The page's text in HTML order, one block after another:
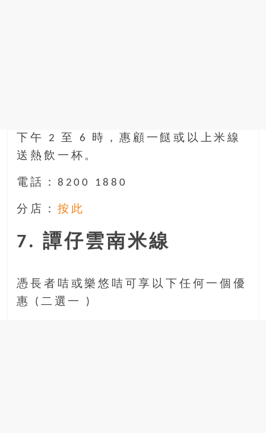
下午 2 至 6 時，惠顧一餸或以上米線
送熱飲一杯。
電話：8200 1880
分店： 按此
7. 譚仔雲南米線
憑長者咭或樂悠咭可享以下任何一個優
惠 (二選一 )